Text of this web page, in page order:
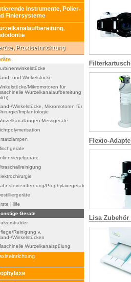
Instrumente, Polier-
Finiersysteme
Praxiseinrichtung
und Winkelstücke
Mikromotoren für
Wurzelkanalaufbereitung
Winkelstücke, Mikromotoren für
Implantologie
Messgeräte
Prophylaxegeräte
Hilfe
Geräte
Reinigung v.
Winkelstücken
Wurzelkanalspülung
Flexio-
Lisa Zubehör